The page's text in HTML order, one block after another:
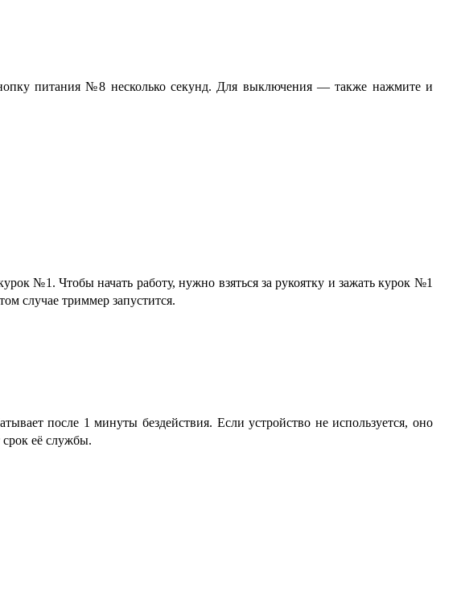
питания №8 несколько секунд. Для выключения — также нажмите и
№1. Чтобы начать работу, нужно взяться за рукоятку и зажать курок №1
случае триммер запустится.
после 1 минуты бездействия. Если устройство не используется, оно
срок её службы.